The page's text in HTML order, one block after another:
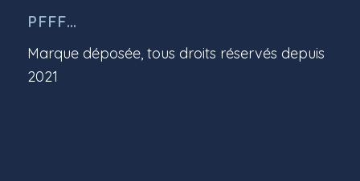
PFFF…
Marque déposée, tous droits réservés depuis
2021